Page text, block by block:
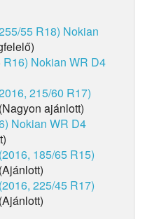
55 R18) Nokian
R16) Nokian WR D4
215/60 R17)
(Nagyon ajánlott)
Nokian WR D4
185/65 R15)
(Ajánlott)
225/45 R17)
(Ajánlott)